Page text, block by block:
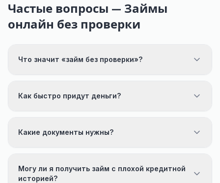
Частые вопросы — Займы
онлайн без проверки
Что значит «займ без проверки»?
Как быстро придут деньги?
Какие документы нужны?
Могу ли я получить займ с плохой кредитной
историей?